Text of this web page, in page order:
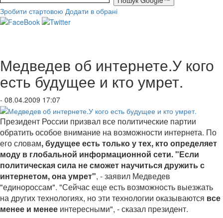
Зробити стартовою Додати в обрані
Медведев об интернете.У кого
есть будущее и кто умрет.
- 08.04.2009 17:07
Президент России призвал все политические партии
обратить особое внимание на возможности интернета. По
его словам, будущее есть только у тех, кто определяет
моду в глобальной информационной сети. "Если
политическая сила не сможет научиться дружить с
интернетом, она умрет", - заявил Медведев
"единороссам". "Сейчас еще есть возможность выезжать
на других технологиях, но эти технологии оказываются все
менее и менее интересными", - сказал президент.